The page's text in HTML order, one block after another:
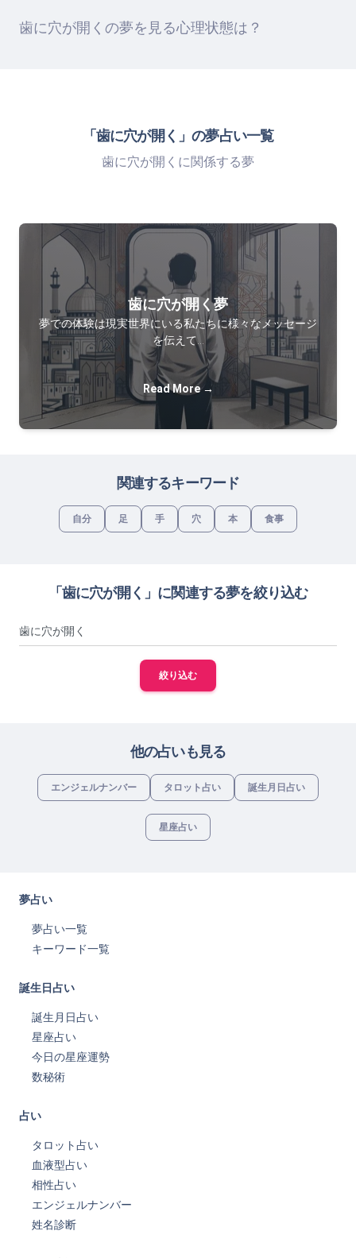
歯に穴が開くの夢を見る心理状態は？
「歯に穴が開く」の夢占い一覧
歯に穴が開くに関係する夢
歯に穴が開く夢
夢での体験は現実世界にいる私たちに様々なメッセージ
を伝えて…
Read More →
関連するキーワード
自分 足 手 穴 本 食事
「歯に穴が開く」に関連する夢を絞り込む
絞り込む
他の占いも見る
エンジェルナンバー タロット占い 誕生月日占い
星座占い
夢占い
夢占い一覧
キーワード一覧
誕生日占い
誕生月日占い
星座占い
今日の星座運勢
数秘術
占い
タロット占い
血液型占い
相性占い
エンジェルナンバー
姓名診断